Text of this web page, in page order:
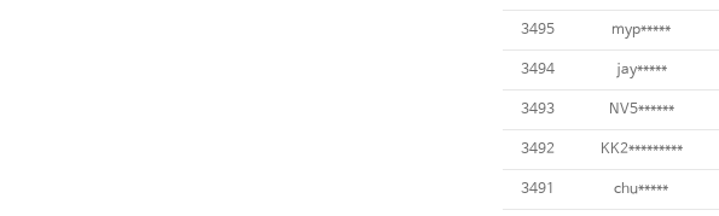
3495 myp*****
3494 jay*****
3493 NV5******
3492 KK2*********
3491 chu*****